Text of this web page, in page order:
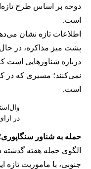
دوحه بر اساس طرح
است.
اطلاعات تازه نشان
پشت میز مذاکره، در
درباره شناورهایی است
نمی‌کنند؛ مسیری که در
است.
در
حمله به شناور
الگوی حمله هفته
جنوبی، با ماموریت تازه